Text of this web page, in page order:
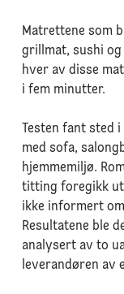
Matrettene som
grillmat, sushi og
hver av disse
i fem minutter.
Testen fant sted
med sofa,
hjemmemiljø.
titting foregikk
ikke informert
Resultatene ble
analysert av to
leverandøren av